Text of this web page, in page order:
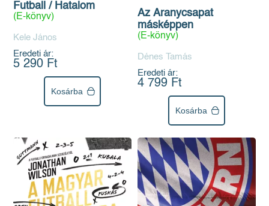
Futball / Hatalom
(E-könyv)
Kele János
Eredeti ár:
5 290 Ft
Kosárba
Az Aranycsapat
másképpen
(E-könyv)
Dénes Tamás
Eredeti ár:
4 799 Ft
Kosárba